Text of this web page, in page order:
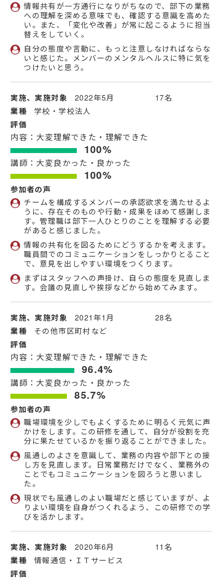
情報共有が一方通行になりがちなので、部下の業務
への理解を深める意味でも、確認する意識を高めた
い。また、「変化や改善」が常に起こるように担当
替えをしていく。
自分の態度や言動に、もっと注意しなければならな
いと感じた。メンバーのメンタルヘルスに特に気を
つけたいと思う。
実施、実施対象 2022年5月 17名
業種 学校・学校法人
評価
内容：大変理解できた・理解できた
100%
講師：大変良かった・良かった
100%
参加者の声
チームを構成するメンバーの承認欲求を満たせるよ
うに、存在そのものや行動・成果をほめて感謝しま
す。管理職は部下一人ひとりのことを理解する必要
があると感じました。
情報の共有化を図るためにどうするかを考えます。
職員間でのコミュニケーションをしっかりとること
で、意見を出しやすい環境をつくります。
まずはスタッフへの声掛け、自らの態度を見直しま
す。会議の見直しや挨拶などから始めてみます。
実施、実施対象 2021年1月 28名
業種 その他市区町村など
評価
内容：大変理解できた・理解できた
96.4%
講師：大変良かった・良かった
85.7%
参加者の声
職場環境を少しでもよくするために明るく元気に声
かけをします。この研修を通して、自分が役割を充
分に果たせているかを振り返ることができました。
風通しのよさを意識して、業務の内容や部下との接
し方を見直します。日常業務だけでなく、業務外の
ことでもコミュニケーションを図ろうと思いまし
た。
現状でも風通しのよい職場だと感じていますが、よ
りよい環境を自身がつくれるよう、この研修での学
びを活かします。
実施、実施対象 2020年6月 11名
業種 情報通信・ＩＴサービス
評価